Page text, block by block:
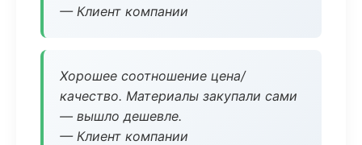
— Клиент компании
Хорошее соотношение цена/
качество. Материалы закупали сами
— вышло дешевле.
— Клиент компании